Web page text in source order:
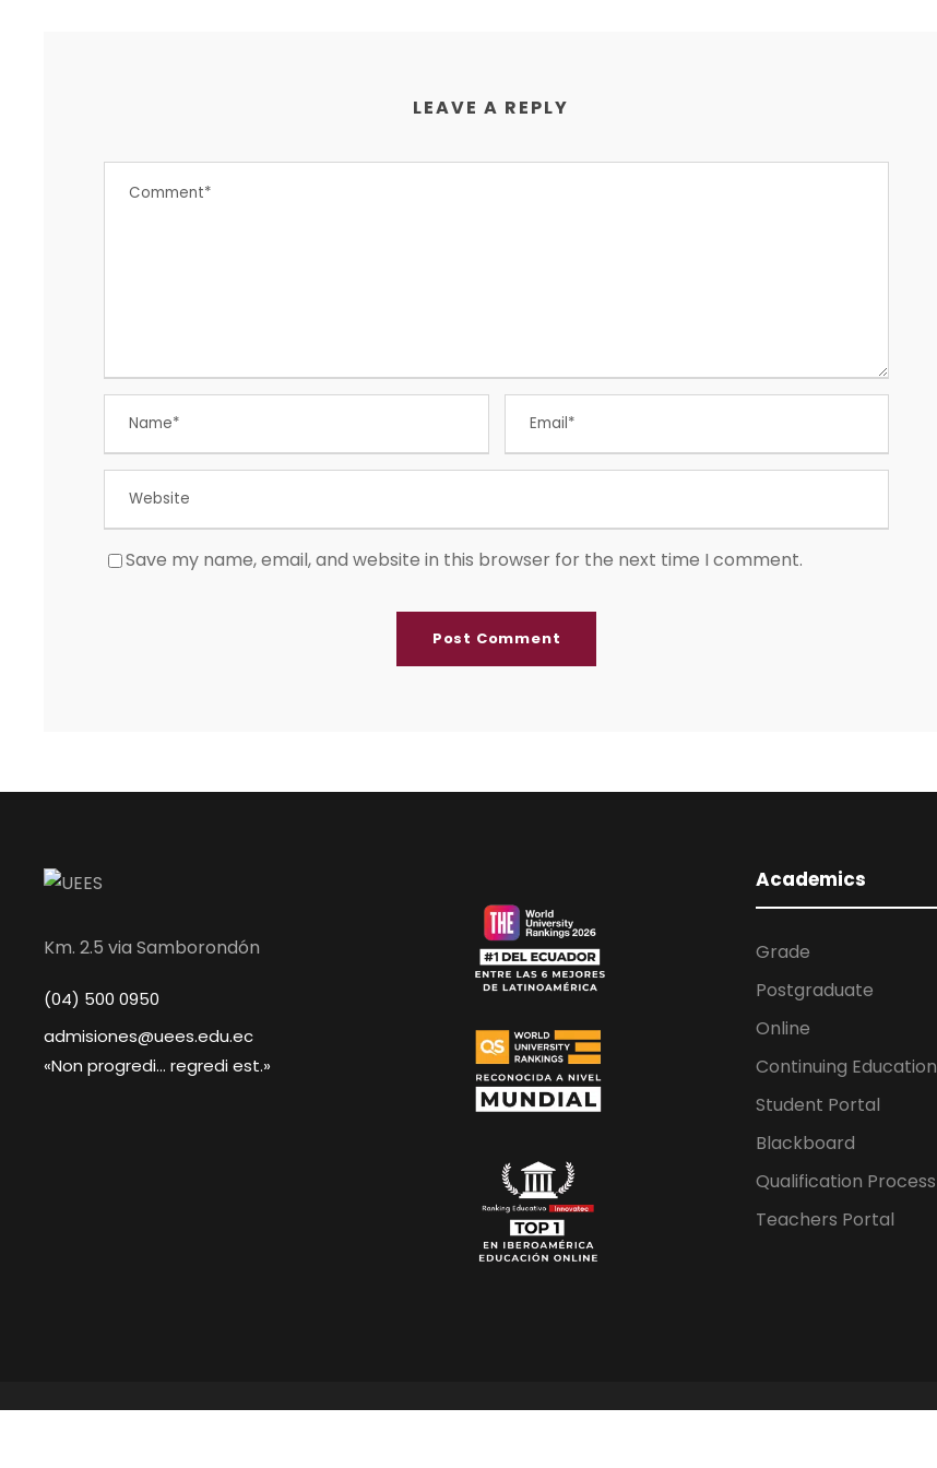
LEAVE A REPLY
Save my name, email, and website in this browser for the next time I comment.
Km. 2.5 via Samborondón
(04) 500 0950
admisiones@uees.edu.ec
«Non progredi... regredi est.»
Academics
Grade
Postgraduate
Online
Continuing Education
Student Portal
Blackboard
Qualification Process
Teachers Portal